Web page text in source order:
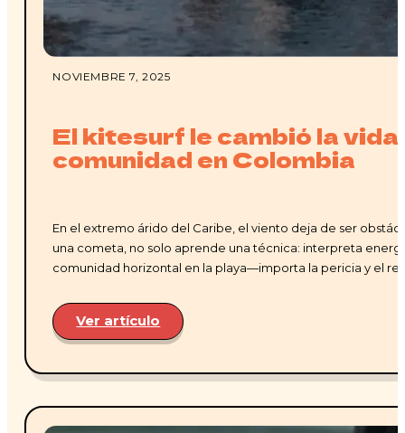
NOVIEMBRE 7, 2025
El kitesurf le cambió la vida
comunidad en Colombia
En el extremo árido del Caribe, el viento deja de ser
una cometa, no solo aprende una técnica: interpreta
comunidad horizontal en la playa—importa la pericia y el
Ver artículo